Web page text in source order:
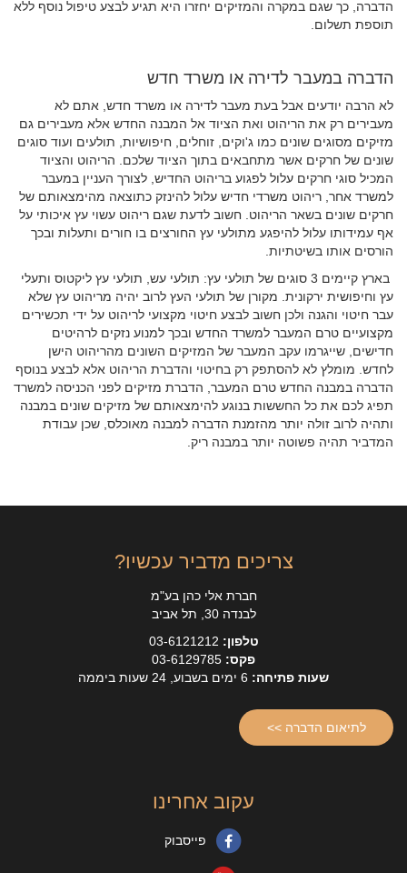
הדברה, כך שגם במקרה והמזיקים יחזרו היא תגיע לבצע טיפול נוסף ללא
תוספת תשלום.
הדברה במעבר לדירה או משרד חדש
לא הרבה יודעים אבל בעת מעבר לדירה או משרד חדש, אתם לא
מעבירים רק את הריהוט ואת הציוד אל המבנה החדש אלא מעבירים גם
מזיקים מסוגים שונים כמו ג'וקים, זוחלים, חיפושיות, תולעים ועוד סוגים
שונים של חרקים אשר מתחבאים בתוך הציוד שלכם. הריהוט והציוד
המכיל סוגי חרקים עלול לפגוע בריהוט החדיש, לצורך העניין במעבר
למשרד אחר, ריהוט משרדי חדיש עלול להינזק כתוצאה מהימצאותם של
חרקים שונים בשאר הריהוט. חשוב לדעת שגם ריהוט עשוי עץ איכותי על
אף עמידותו עלול להיפגע מתולעי עץ החורצים בו חורים ותעלות ובכך
הורסים אותו בשיטתיות.
בארץ קיימים 3 סוגים של תולעי עץ: תולעי עש, תולעי עץ ליקטוס ותעלי
עץ וחיפושית ירקונית. מקורן של תולעי העץ לרוב יהיה מריהוט עץ שלא
עבר חיטוי והגנה ולכן חשוב לבצע חיטוי מקצועי לריהוט על ידי תכשירים
מקצועיים טרם המעבר למשרד החדש ובכך למנוע נזקים לרהיטים
חדישים, שייגרמו עקב המעבר של המזיקים השונים מהריהוט הישן
לחדש. מומלץ לא להסתפק רק בחיטוי והדברת הריהוט אלא לבצע בנוסף
הדברה במבנה החדש טרם המעבר, הדברת מזיקים לפני הכניסה למשרד
תפיג לכם את כל החששות בנוגע להימצאותם של מזיקים שונים במבנה
ותהיה לרוב זולה יותר מהזמנת הדברה למבנה מאוכלס, שכן עבודת
המדביר תהיה פשוטה יותר במבנה ריק.
צריכים מדביר עכשיו?
חברת אלי כהן בע"מ
לבנדה 30, תל אביב
טלפון:
פקס:
שעות פתיחה:
לתיאום הדברה >>
עקוב אחרינו
פייסבוק